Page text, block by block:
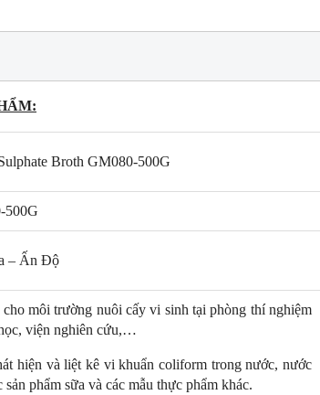
NEW
Broth GM080-500G
500G
– Ấn Độ
môi trường nuôi cấy vi sinh tại phòng thí nghiệm
viện nghiên cứu,…
hiện và liệt kê vi khuẩn coliform trong nước, nước
sản phẩm sữa và các mẫu thực phẩm khác.